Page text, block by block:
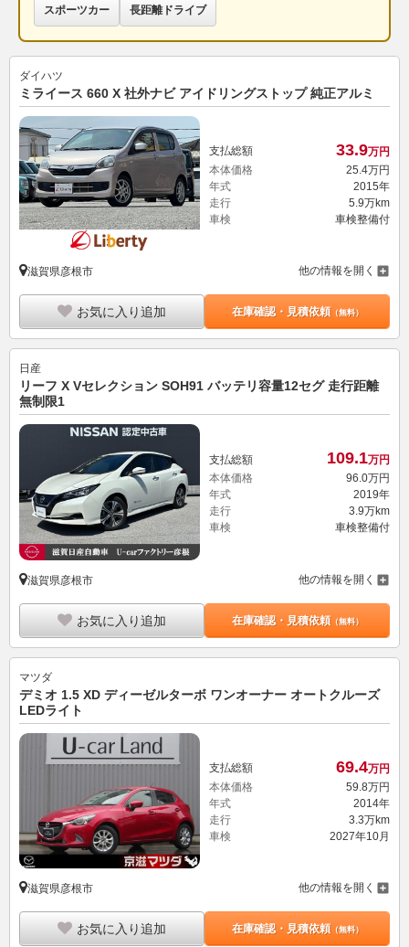
スポーツカー 長距離ドライブ
ダイハツ
ミライース 660 X 社外ナビ アイドリングストップ 純正アルミ
支払総額 33.9万円
本体価格
25. 4万円
年式
2015年
走行
5.9万km
車検
車検整備付
滋賀県彦根市 他の情報を開く
お気に入り追加 在庫確認・見積依頼（無料）
日産
リーフ X Vセレクション SOH91 バッテリ容量12セグ 走行距離
無制限1
支払総額 109.1万円
本体価格
96.0万円
年式
2019年
走行
3.9万km
車検
車検整備付
滋賀県彦根市 他の情報を開く
お気に入り追加 在庫確認・見積依頼（無料）
マツダ
デミオ 1.5 XD ディーゼルターボ ワンオーナー オートクルーズ
LEDライト
支払総額 69.4万円
本体価格
59. 8万円
年式
2014年
走行
3.3万km
車検
2027年10月
滋賀県彦根市 他の情報を開く
お気に入り追加 在庫確認・見積依頼（無料）